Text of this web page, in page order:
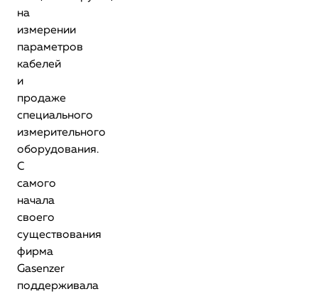
на
измерении
параметров
кабелей
и
продаже
специального
измерительного
оборудования.
С
самого
начала
своего
существования
фирма
Gasenzer
поддерживала